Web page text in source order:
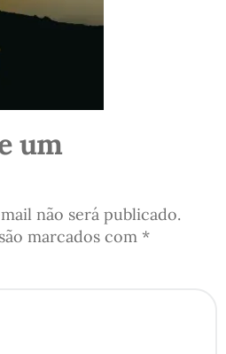
um
não será publicado.
marcados com *